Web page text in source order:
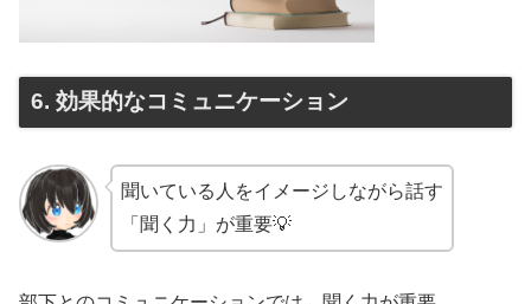
6. 効果的なコミュニケーション
聞いている人をイメージしながら話す
「聞く力」が重要💡